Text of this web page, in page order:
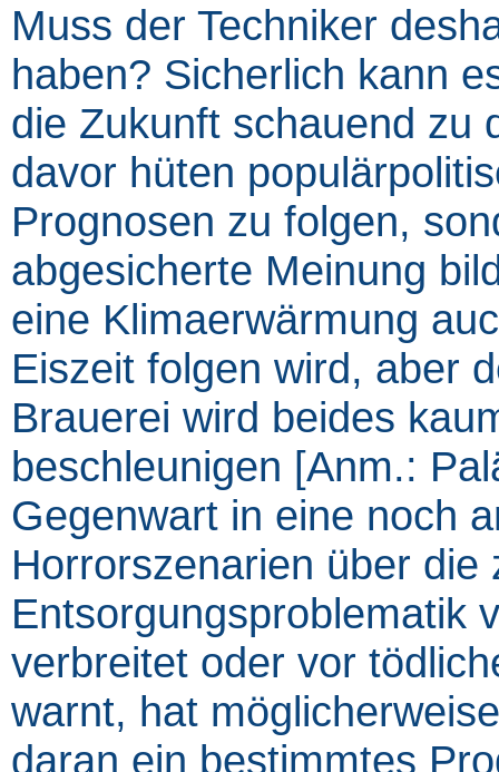
Muss der Techniker
haben? Sicherlich kann
die Zukunft schauend zu
davor hüten
Prognosen zu folgen,
abgesicherte Meinung
eine Klimaerwärmung
Eiszeit folgen wird, aber
Brauerei wird beides
beschleunigen [Anm.:
Gegenwart in eine noch
Horrorszenarien über die
Entsorgungsproblematik
verbreitet oder vor
warnt, hat
daran ein bestimmtes